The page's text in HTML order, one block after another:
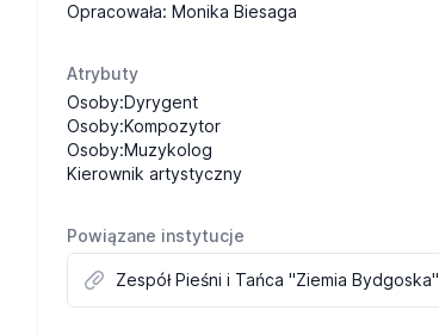
Opracowała: Monika Biesaga
Atrybuty
Osoby:Dyrygent
Osoby:Kompozytor
Osoby:Muzykolog
Kierownik artystyczny
Powiązane instytucje
Zespół Pieśni i Tańca "Ziemia Bydgoska"